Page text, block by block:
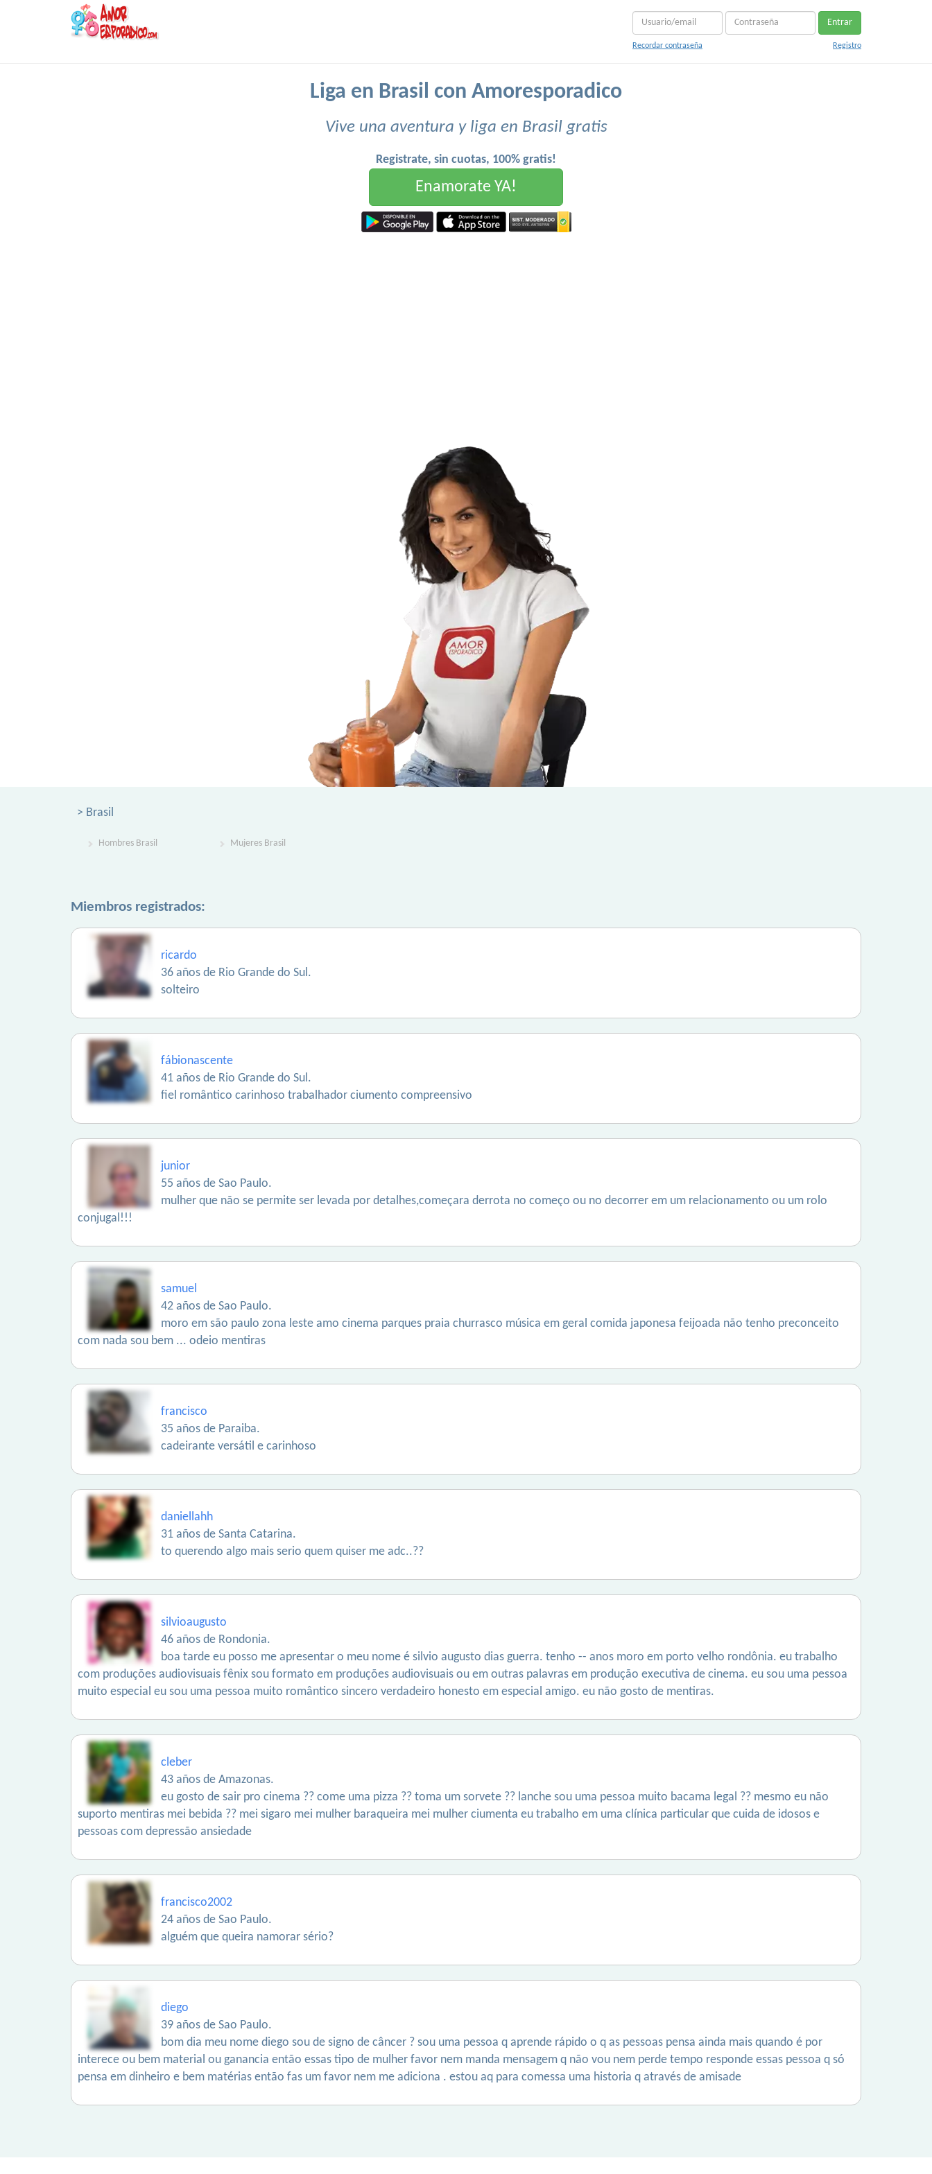
Entrar
Recordar contraseña Registro
Liga en Brasil con Amoresporadico
Vive una aventura y liga en Brasil gratis
Registrate, sin cuotas, 100% gratis!
Enamorate YA!
> Brasil
Hombres Brasil Mujeres Brasil
Miembros registrados:
ricardo
36 años de Rio Grande do Sul.
solteiro
fábionascente
41 años de Rio Grande do Sul.
fiel romântico carinhoso trabalhador ciumento compreensivo
junior
55 años de Sao Paulo.
mulher que não se permite ser levada por detalhes,começara derrota no começo ou no decorrer em um relacionamento ou um rolo
conjugal!!!
samuel
42 años de Sao Paulo.
moro em são paulo zona leste amo cinema parques praia churrasco música em geral comida japonesa feijoada não tenho preconceito
com nada sou bem ... odeio mentiras
francisco
35 años de Paraiba.
cadeirante versátil e carinhoso
daniellahh
31 años de Santa Catarina.
to querendo algo mais serio quem quiser me adc..??
silvioaugusto
46 años de Rondonia.
boa tarde eu posso me apresentar o meu nome é silvio augusto dias guerra. tenho -- anos moro em porto velho rondônia. eu trabalho
com produções audiovisuais fênix sou formato em produções audiovisuais ou em outras palavras em produção executiva de cinema. eu sou uma pessoa
muito especial eu sou uma pessoa muito romântico sincero verdadeiro honesto em especial amigo. eu não gosto de mentiras.
cleber
43 años de Amazonas.
eu gosto de sair pro cinema ?? come uma pizza ?? toma um sorvete ?? lanche sou uma pessoa muito bacama legal ?? mesmo eu não
suporto mentiras mei bebida ?? mei sigaro mei mulher baraqueira mei mulher ciumenta eu trabalho em uma clínica particular que cuida de idosos e
pessoas com depressão ansiedade
francisco2002
24 años de Sao Paulo.
alguém que queira namorar sério?
diego
39 años de Sao Paulo.
bom dia meu nome diego sou de signo de câncer ? sou uma pessoa q aprende rápido o q as pessoas pensa ainda mais quando é por
interece ou bem material ou ganancia então essas tipo de mulher favor nem manda mensagem q não vou nem perde tempo responde essas pessoa q só
pensa em dinheiro e bem matérias então fas um favor nem me adiciona . estou aq para comessa uma historia q através de amisade